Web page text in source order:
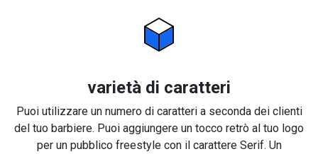
varietà di caratteri
Puoi utilizzare un numero di caratteri a seconda dei clienti
del tuo barbiere. Puoi aggiungere un tocco retrò al tuo logo
per un pubblico freestyle con il carattere Serif. Un